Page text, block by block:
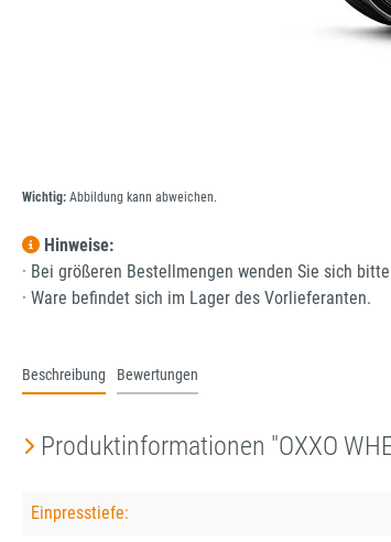
Wichtig: Abbildung kann abweichen.
Hinweise:
· Bei größeren Bestellmengen wenden Sie sich
· Ware befindet sich im Lager des Vorlieferanten.
Beschreibung Bewertungen
Produktinformationen "OXXO
Einpresstiefe: